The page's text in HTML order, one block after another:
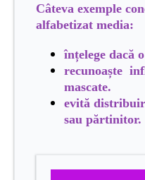
Câteva exemple
alfabetizat media:
înțelege dacă
recunoaște
mascate.
evită
sau părtinitor.